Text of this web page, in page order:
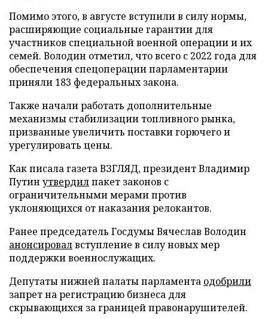
Помимо этого, в августе вступили в силу нормы,
расширяющие социальные гарантии для
участников специальной военной операции и их
семей. Володин отметил, что всего с 2022 года для
обеспечения спецоперации парламентарии
приняли 183 федеральных закона.
Также начали работать дополнительные
механизмы стабилизации топливного рынка,
призванные увеличить поставки горючего и
урегулировать цены.
Как писала газета ВЗГЛЯД, президент Владимир
Путин утвердилпакет законов с
ограничительными мерами против
уклоняющихся от наказания релокантов.
Ранее председатель Госдумы Вячеслав Володин
анонсировалвступление в силу новых мер
поддержки военнослужащих.
Депутаты нижней палаты парламента одобрили
запрет на регистрацию бизнеса для
скрывающихся за границей правонарушителей.